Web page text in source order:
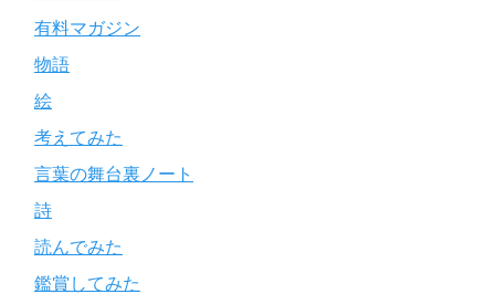
有料マガジン
物語
絵
考えてみた
言葉の舞台裏ノート
詩
読んでみた
鑑賞してみた